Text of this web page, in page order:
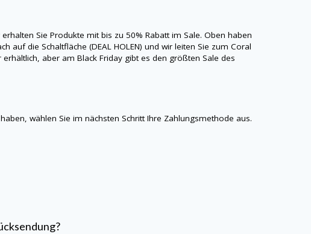
Sie Produkte mit bis zu 50% Rabatt im Sale. Oben haben
auf die Schaltfläche (DEAL HOLEN) und wir leiten Sie zum Coral
aber am Black Friday gibt es den größten Sale des
wählen Sie im nächsten Schritt Ihre Zahlungsmethode aus.